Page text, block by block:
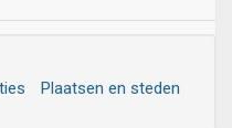
Plaatsen en steden